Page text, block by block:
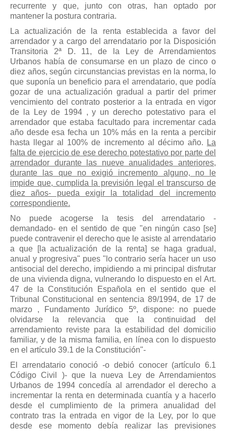
recurrente y que, junto con otras, han optado por
mantener la postura contraria.
La actualización de la renta establecida a favor del
arrendador y a cargo del arrendatario por la Disposición
Transitoria 2ª D. 11, de la Ley de Arrendamientos
Urbanos había de consumarse en un plazo de cinco o
diez años, según circunstancias previstas en la norma, lo
que suponía un beneficio para el arrendatario, que podía
gozar de una actualización gradual a partir del primer
vencimiento del contrato posterior a la entrada en vigor
de la Ley de 1994 , y un derecho potestativo para el
arrendador que estaba facultado para incrementar cada
año desde esa fecha un 10% más en la renta a percibir
hasta llegar al 100% de incremento al décimo año.
La
falta de ejercicio de ese derecho potestativo por parte del
arrendador durante las nueve anualidades anteriores,
durante las que no exigió incremento alguno, no le
impide que, cumplida la previsión legal el transcurso de
diez años- pueda exigir la totalidad del incremento
correspondiente.
No puede acogerse la tesis del arrendatario -
demandado- en el sentido de que "en ningún caso [se]
puede contravenir el derecho que le asiste al arrendatario
a que [la actualización de la renta] se haga gradual,
anual y progresiva" pues "lo contrario sería hacer un uso
antisocial del derecho, impidiendo a mi principal disfrutar
de una vivienda digna, vulnerando lo dispuesto en el Art.
47 de la Constitución Española en el sentido que el
Tribunal Constitucional en sentencia 89/1994, de 17 de
marzo , Fundamento Jurídico 5º, dispone: no puede
olvidarse la relevancia que la continuidad del
arrendamiento reviste para la estabilidad del domicilio
familiar, y de la misma familia, en línea con lo dispuesto
en el artículo 39.1 de la Constitución"-
El arrendatario conoció -o debió conocer (artículo 6.1
Código Civil )- que la nueva Ley de Arrendamientos
Urbanos de 1994 concedía al arrendador el derecho a
incrementar la renta en determinada cuantía y a hacerlo
desde el cumplimiento de la primera anualidad del
contrato tras la entrada en vigor de la Ley, por lo que
desde ese momento debía realizar las previsiones